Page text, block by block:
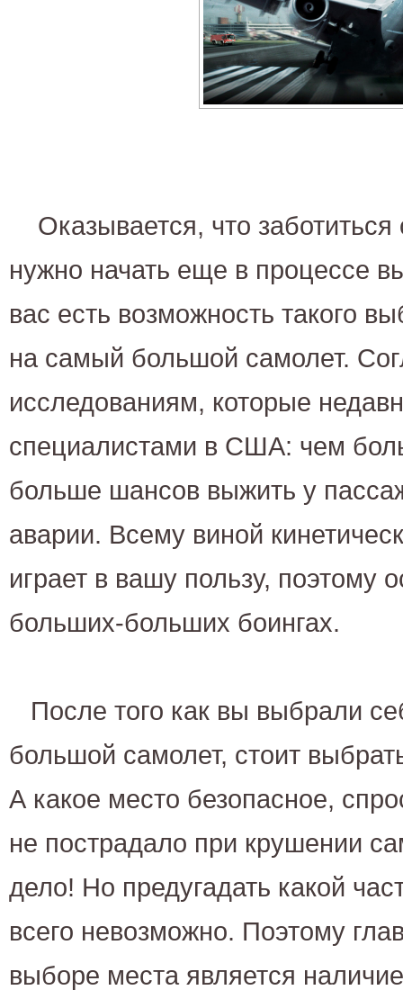
Оказывается, что
нужно начать еще в процессе
вас есть возможность такого
на самый большой самолет.
исследованиям, которые
специалистами в США: чем
больше шансов выжить у
аварии. Всему виной
играет в вашу пользу, поэтому
больших-больших боингах.
После того как вы выбрали
большой самолет, стоит
А какое место безопасное,
не пострадало при крушении
дело! Но предугадать какой
всего невозможно. Поэтому
выборе места является